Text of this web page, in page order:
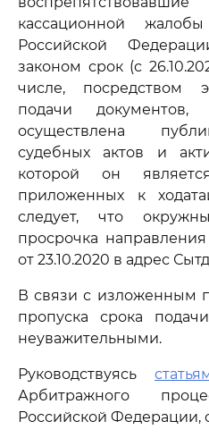
кассационной
Российской
законом срок (с
числе, посредством
подачи
осуществлена
судебных актов и
которой он
приложенных к
следует, что
просрочка
от 23.10.2020 в адрес
В связи с изложенным
пропуска срока
неуважительными.
Руководствуясь
Арбитражного
Российской Федерации,